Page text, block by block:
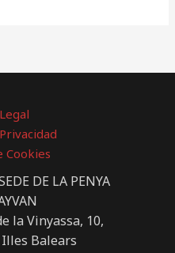
Cookies
DE LA PENYA
la Vinyassa, 10,
Balears